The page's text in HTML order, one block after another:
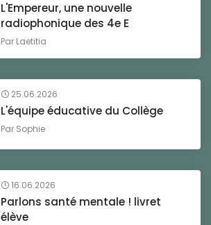
L'Empereur, une nouvelle
radiophonique des 4e E
Par Laetitia
25.06.2026
L'équipe éducative du Collège
Par Sophie
16.06.2026
Parlons santé mentale ! livret
élève